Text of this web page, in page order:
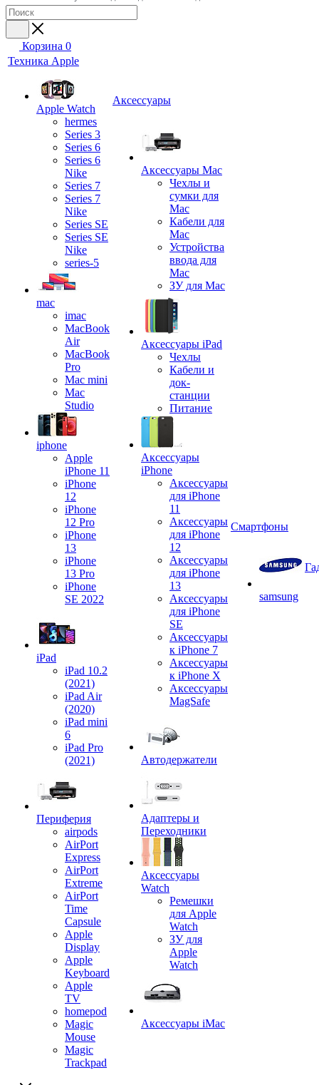
Корзина 0
Техника Apple
Apple Watch
hermes
Series 3
Series 6
Series 6
Nike
Series 7
Series 7
Nike
Series SE
Series SE
Nike
series-5
mac
imac
MacBook
Air
MacBook
Pro
Mac mini
Mac
Studio
iphone
Apple
iPhone 11
iPhone
12
iPhone
12 Pro
iPhone
13
iPhone
13 Pro
iPhone
SE 2022
iPad
iPad 10.2
(2021)
iPad Air
(2020)
iPad mini
6
iPad Pro
(2021)
Периферия
airpods
AirPort
Express
AirPort
Extreme
AirPort
Time
Capsule
Apple
Display
Apple
Keyboard
Apple
TV
homepod
Magic
Mouse
Magic
Trackpad
Аксессуары
Аксессуары Mac
Чехлы и
сумки для
Mac
Кабели для
Mac
Устройства
ввода для
Mac
ЗУ для Mac
Аксессуары iPad
Чехлы
Кабели и
док-
станции
Питание
Аксессуары
iPhone
Аксессуары
для iPhone
11
Аксессуары
для iPhone
12
Аксессуары
для iPhone
13
Аксессуары
для iPhone
SE
Аксессуары
к iPhone 7
Аксессуары
к iPhone X
Аксессуары
MagSafe
Автодержатели
Адаптеры и
Переходники
Аксессуары
Watch
Ремешки
для Apple
Watch
ЗУ для
Apple
Watch
Аксессуары iMac
Смартфоны
samsung